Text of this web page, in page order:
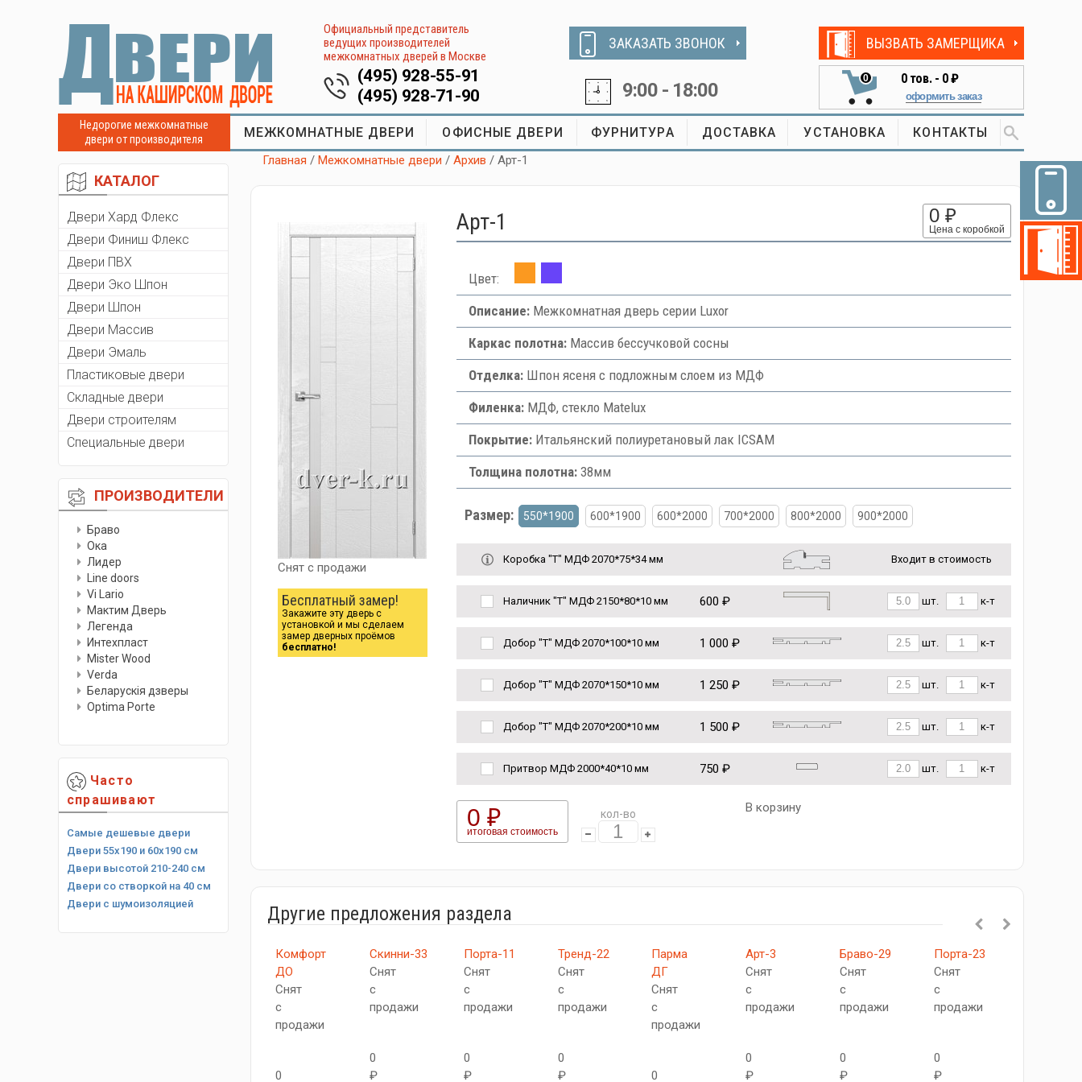
Официальный представитель
ведущих производителей
межкомнатных дверей в Москве
(495) 928-55-91
(495) 928-71-90
ЗАКАЗАТЬ ЗВОНОК
9:00 - 18:00
ВЫЗВАТЬ ЗАМЕРЩИКА
0 0тов. - 0 ₽
оформить заказ
Недорогие межкомнатные
двери от производителя
МЕЖКОМНАТНЫЕ ДВЕРИ ОФИСНЫЕ ДВЕРИ ФУРНИТУРА ДОСТАВКА УСТАНОВКА КОНТАКТЫ
КАТАЛОГ
Двери Хард Флекс
Двери Финиш Флекс
Двери ПВХ
Двери Эко Шпон
Двери Шпон
Двери Массив
Двери Эмаль
Пластиковые двери
Складные двери
Двери строителям
Специальные двери
ПРОИЗВОДИТЕЛИ
Браво
Ока
Лидер
Line doors
Vi Lario
Мактим Дверь
Легенда
Интехпласт
Мister Wood
Verda
Беларускiя дзверы
Optima Porte
Часто
спрашивают
Самые дешевые двери
Двери 55х190 и 60х190 см
Двери высотой 210-240 см
Двери со створкой на 40 см
Двери с шумоизоляцией
Главная /Межкомнатные двери /Архив / Арт-1
Снят с продажи
Бесплатный замер!
Закажите эту дверь с
установкой и мы сделаем
замер дверных проёмов
бесплатно!
Арт-1 0 ₽
Цена с коробкой
Цвет:
Описание:Межкомнатная дверь серии Luxor
Каркас полотна:Массив бессучковой сосны
Отделка:Шпон ясеня с подложным слоем из МДФ
Филенка:МДФ, стекло Matelux
Покрытие:Итальянский полиуретановый лак ICSAM
Толщина полотна:38мм
Размер: 550*1900 600*1900 600*2000 700*2000 800*2000 900*2000
Коробка "Т" МДФ 2070*75*34 мм Входит в стоимость
Наличник "Т" МДФ 2150*80*10 мм 600 ₽ шт. к-т
Добор "Т" МДФ 2070*100*10 мм 1 000 ₽ шт. к-т
Добор "Т" МДФ 2070*150*10 мм 1 250 ₽ шт. к-т
Добор "Т" МДФ 2070*200*10 мм 1 500 ₽ шт. к-т
Притвор МДФ 2000*40*10 мм 750 ₽ шт. к-т
0 ₽
итоговая стоимость
кол-во В корзину
Другие предложения раздела
Комфорт
ДО
Снят
с
продажи
0
Скинни-33
Снят
с
продажи
0
₽
Порта-11
Снят
с
продажи
0
₽
Тренд-22
Снят
с
продажи
0
₽
Парма
ДГ
Снят
с
продажи
0
Арт-3
Снят
с
продажи
0
₽
Браво-29
Снят
с
продажи
0
₽
Порта-23
Снят
с
продажи
0
₽